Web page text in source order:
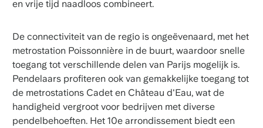
en vrije tijd naadloos combineert.
De connectiviteit van de regio is ongeëvenaard, met het
metrostation Poissonnière in de buurt, waardoor snelle
toegang tot verschillende delen van Parijs mogelijk is.
Pendelaars profiteren ook van gemakkelijke toegang tot
de metrostations Cadet en Château d'Eau, wat de
handigheid vergroot voor bedrijven met diverse
pendelbehoeften. Het 10e arrondissement biedt een